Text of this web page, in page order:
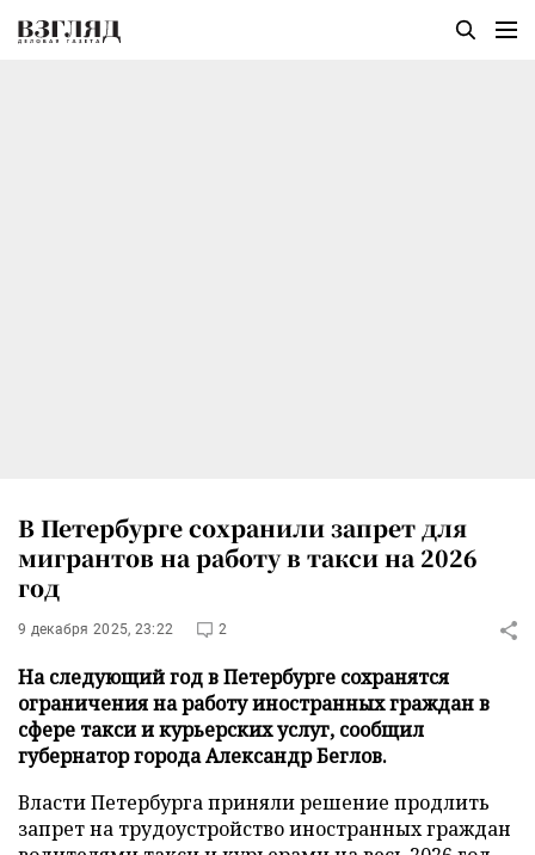
В Петербурге сохранили запрет для
мигрантов на работу в такси на 2026
год
9 декабря 2025, 23:22 2
На следующий год в Петербурге сохранятся
ограничения на работу иностранных граждан в
сфере такси и курьерских услуг, сообщил
губернатор города Александр Беглов.
Власти Петербурга приняли решение продлить
запрет на трудоустройство иностранных граждан